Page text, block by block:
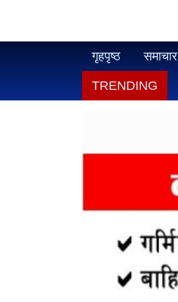
गृहपृष्ठ समाचार
TRENDING